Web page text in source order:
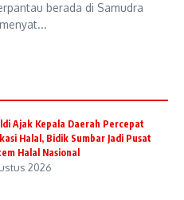
berada di Samudra
Ajak Kepala Daerah Percepat
Halal, Bidik Sumbar Jadi Pusat
Halal Nasional
2026